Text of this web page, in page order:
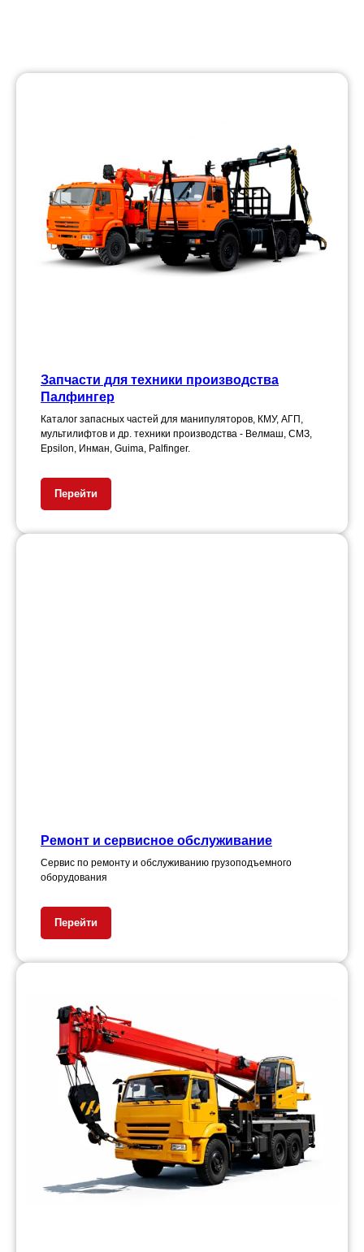
Запчасти для техники производства
Палфингер
Каталог запасных частей для манипуляторов, КМУ, АГП,
мультилифтов и др. техники производства - Велмаш, СМЗ,
Epsilon, Инман, Guima, Palfinger.
Перейти
Ремонт и сервисное обслуживание
Сервис по ремонту и обслуживанию грузоподъемного
оборудования
Перейти